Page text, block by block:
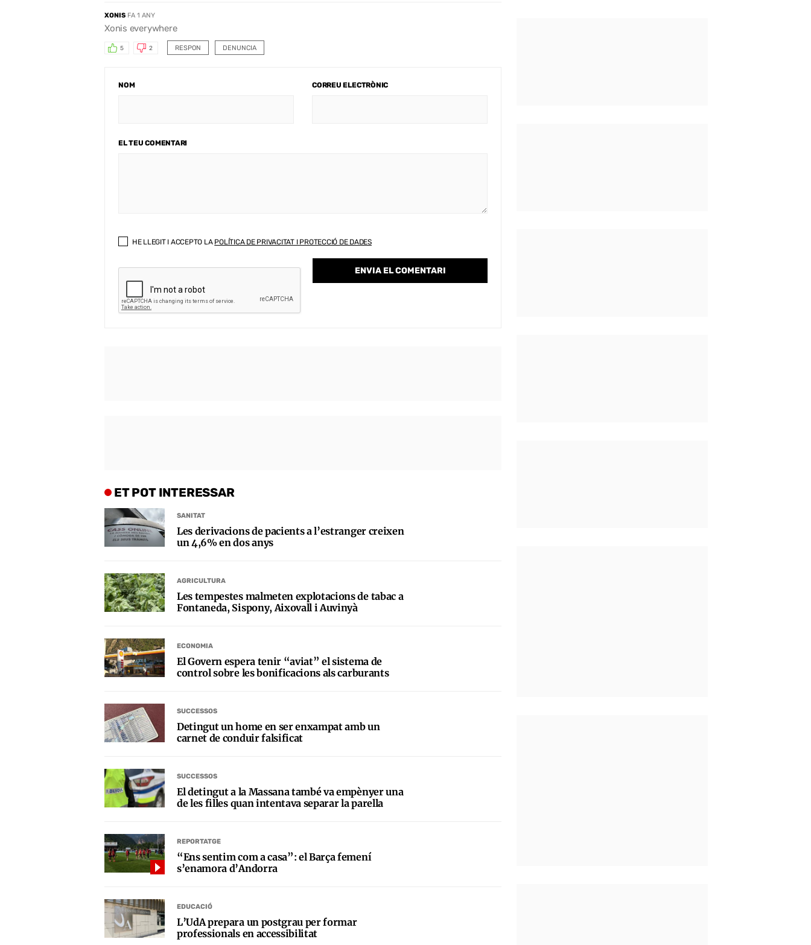
XONIS FA 1 ANY
Xonis everywhere
RESPON
5 2 DENUNCIA
NOM CORREU ELECTRÒNIC
EL TEU COMENTARI
HE LLEGIT I ACCEPTO LA POLÍTICA DE PRIVACITAT I PROTECCIÓ DE DADES
ET POT INTERESSAR
SANITAT
Les derivacions de pacients a l’estranger creixen
un 4,6% en dos anys
AGRICULTURA
Les tempestes malmeten explotacions de tabac a
Fontaneda, Sispony, Aixovall i Auvinyà
ECONOMIA
El Govern espera tenir “aviat” el sistema de
control sobre les bonificacions als carburants
SUCCESSOS
Detingut un home en ser enxampat amb un
carnet de conduir falsificat
SUCCESSOS
El detingut a la Massana també va empènyer una
de les filles quan intentava separar la parella
REPORTATGE
“Ens sentim com a casa”: el Barça femení
s’enamora d’Andorra
EDUCACIÓ
L’UdA prepara un postgrau per formar
professionals en accessibilitat